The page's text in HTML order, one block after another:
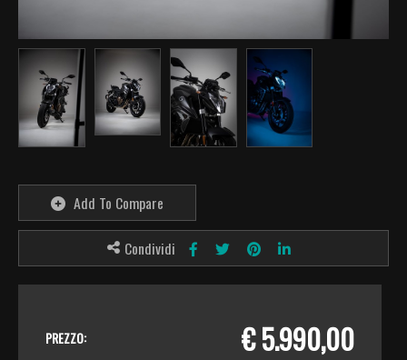
Add To Compare
Condividi
PREZZO: € 5.990,00